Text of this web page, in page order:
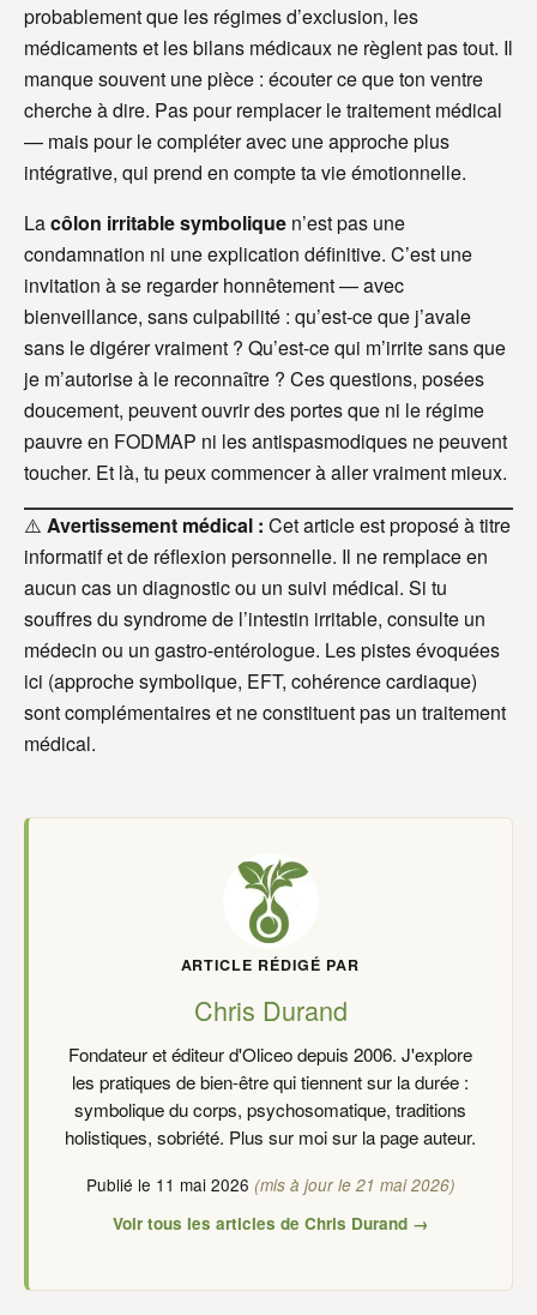
probablement que les régimes d’exclusion, les
médicaments et les bilans médicaux ne règlent pas tout. Il
manque souvent une pièce : écouter ce que ton ventre
cherche à dire. Pas pour remplacer le traitement médical
— mais pour le compléter avec une approche plus
intégrative, qui prend en compte ta vie émotionnelle.
Lacôlon irritable symbolique n’est pas une
condamnation ni une explication définitive. C’est une
invitation à se regarder honnêtement — avec
bienveillance, sans culpabilité : qu’est-ce que j’avale
sans le digérer vraiment ? Qu’est-ce qui m’irrite sans que
je m’autorise à le reconnaître ? Ces questions, posées
doucement, peuvent ouvrir des portes que ni le régime
pauvre en FODMAP ni les antispasmodiques ne peuvent
toucher. Et là, tu peux commencer à aller vraiment mieux.
⚠️ Avertissement médical : Cet article est proposé à titre
informatif et de réflexion personnelle. Il ne remplace en
aucun cas un diagnostic ou un suivi médical. Si tu
souffres du syndrome de l’intestin irritable, consulte un
médecin ou un gastro-entérologue. Les pistes évoquées
ici (approche symbolique, EFT, cohérence cardiaque)
sont complémentaires et ne constituent pas un traitement
médical.
ARTICLE RÉDIGÉ PAR
Chris Durand
Fondateur et éditeur d'Oliceo depuis 2006. J'explore
les pratiques de bien-être qui tiennent sur la durée :
symbolique du corps, psychosomatique, traditions
holistiques, sobriété. Plus sur moi sur la page auteur.
Publié le 11 mai 2026 (mis à jour le 21 mai 2026)
Voir tous les articles de Chris Durand →